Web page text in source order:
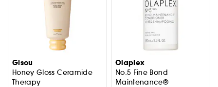
Gisou
Honey Gloss Ceramide
Therapy
Olaplex
No.5 Fine Bond
Maintenance®